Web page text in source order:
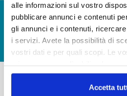
alle informazioni sul vostro
pubblicare annunci e contenuti
gli annunci e i contenuti,
i servizi. Avete la possibilità di
vostri dati e per quali scopi. Le
in cui avete effettuato le vostre
modificare o revocare il proprio
Accetta
© Copyright 2017 - 2026